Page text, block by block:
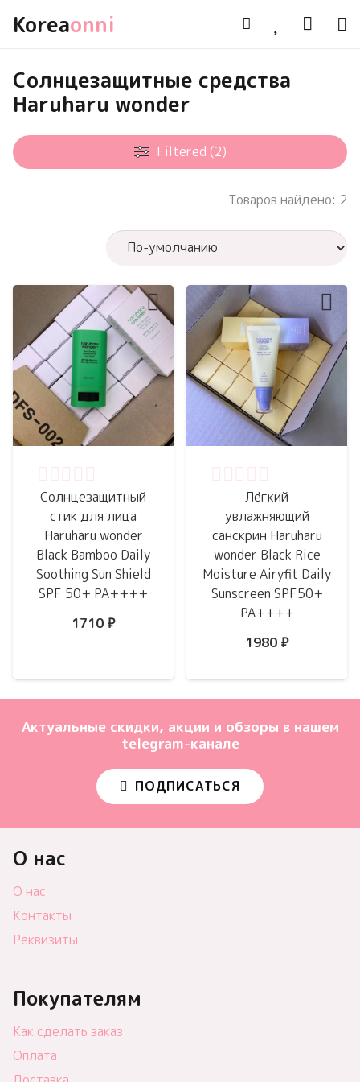
Koreaonni
Солнцезащитные средства
Haruharu wonder
Filtered (2)
Товаров найдено: 2
Солнцезащитный
стик для лица
Haruharu wonder
Black Bamboo Daily
Soothing Sun Shield
SPF 50+ PA++++
1710 ₽
Лёгкий
увлажняющий
санскрин Haruharu
wonder Black Rice
Moisture Airyfit Daily
Sunscreen SPF50+
PA++++
1980 ₽
Актуальные скидки, акции и обзоры в нашем
telegram-канале
ПОДПИСАТЬСЯ
О нас
О нас
Контакты
Реквизиты
Покупателям
Как сделать заказ
Оплата